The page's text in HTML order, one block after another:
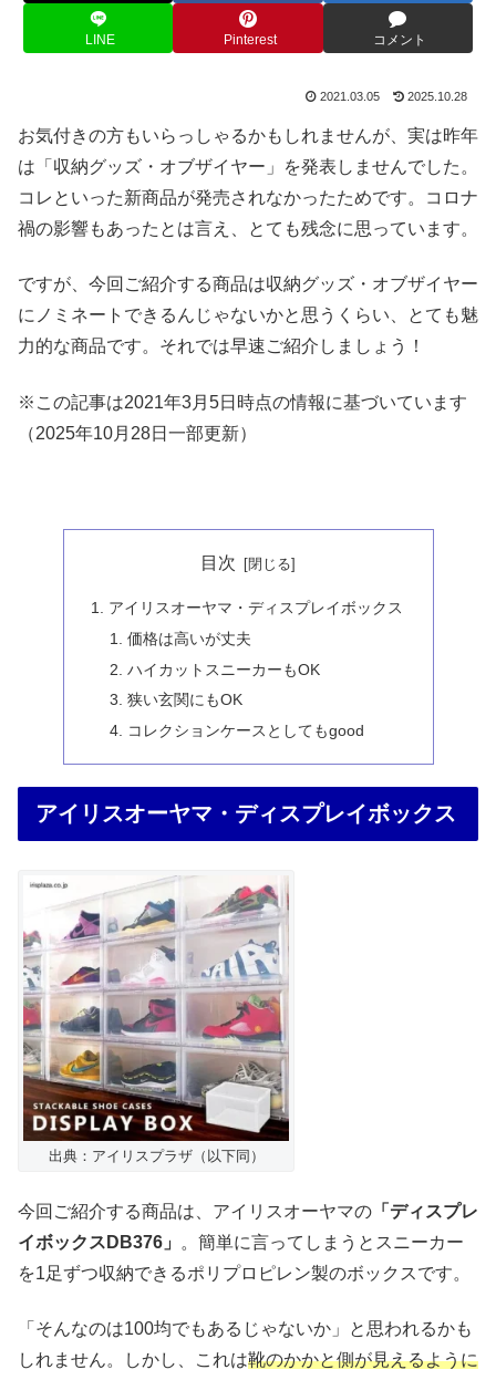
LINE Pinterest コメント
2021.03.05 2025.10.28
お気付きの方もいらっしゃるかもしれませんが、実は昨年
は「収納グッズ・オブザイヤー」を発表しませんでした。
コレといった新商品が発売されなかったためです。コロナ
禍の影響もあったとは言え、とても残念に思っています。
ですが、今回ご紹介する商品は収納グッズ・オブザイヤー
にノミネートできるんじゃないかと思うくらい、とても魅
力的な商品です。それでは早速ご紹介しましょう！
※この記事は2021年3月5日時点の情報に基づいています
（2025年10月28日一部更新）
目次
アイリスオーヤマ・ディスプレイボックス
価格は高いが丈夫
ハイカットスニーカーもOK
狭い玄関にもOK
コレクションケースとしてもgood
アイリスオーヤマ・ディスプレイボックス
出典：アイリスプラザ（以下同）
今回ご紹介する商品は、アイリスオーヤマの 「ディスプレ
イボックスDB376」
。簡単に言ってしまうとスニーカー
を1足ずつ収納できるポリプロピレン製のボックスです。
「そんなのは100均でもあるじゃないか」と思われるかも
しれません。しかし、これは靴のかかと側が見えるように